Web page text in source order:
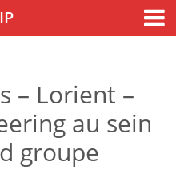
Nos actions
Notre engagement
Nos outils de sensibilisation
– Lorient –
au sein
groupe